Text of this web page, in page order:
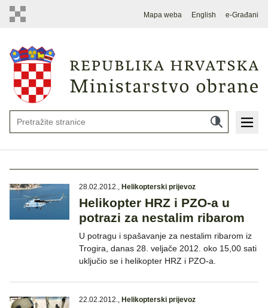
Mapa weba English e-Građani
28.02.2012., Helikopterski prijevoz
Helikopter HRZ i PZO-a u
potrazi za nestalim ribarom
U potragu i spašavanje za nestalim ribarom iz
Trogira, danas 28. veljače 2012. oko 15,00 sati
uključio se i helikopter HRZ i PZO-a.
22.02.2012., Helikopterski prijevoz